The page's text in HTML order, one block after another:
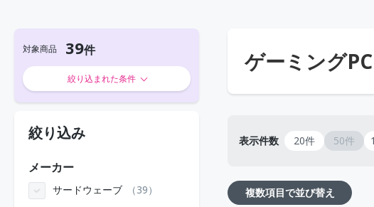
ゲーミングPC
表示件数 20件 50件
複数項目で並び替え
対象商品 39
絞り込まれた条件
絞り込み
メーカー
サードウェーブ 39